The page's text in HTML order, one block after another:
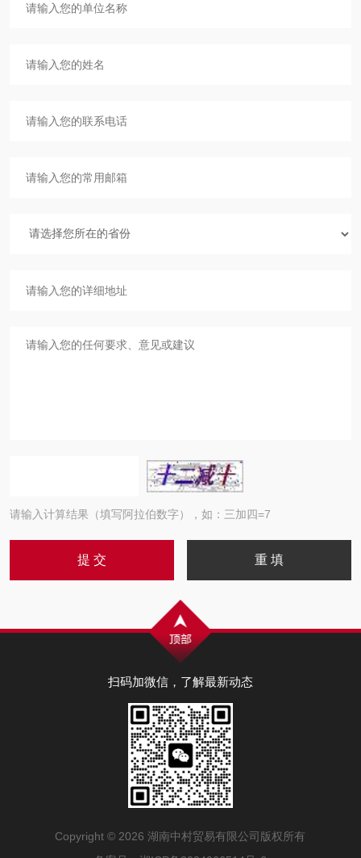
请输入计算结果（填写阿拉伯数字），如：三加四=7
扫码加微信，了解最新动态
Copyright © 2026 湖南中村贸易有限公司版权所有